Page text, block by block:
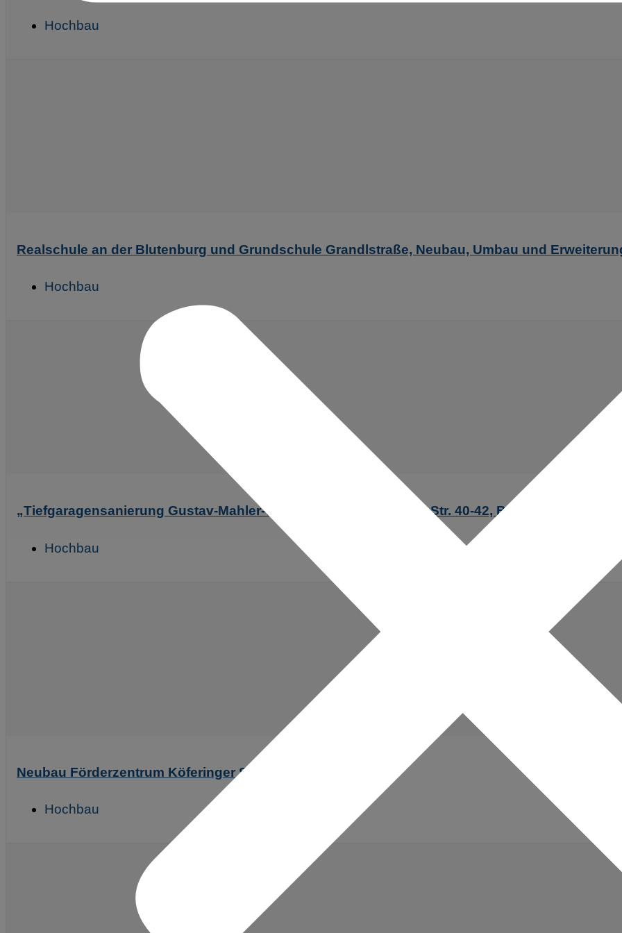
Hochbau
Realschule an der Blutenburg und Grundschule Grandlstraße, Neubau, Umbau und
Hochbau
„Tiefgaragensanierung Gustav-Mahler-Weg 1-15, Johann-Strauß-Str. 40-42, Baldham“
Hochbau
Neubau Förderzentrum Köferinger Straße 20
Hochbau